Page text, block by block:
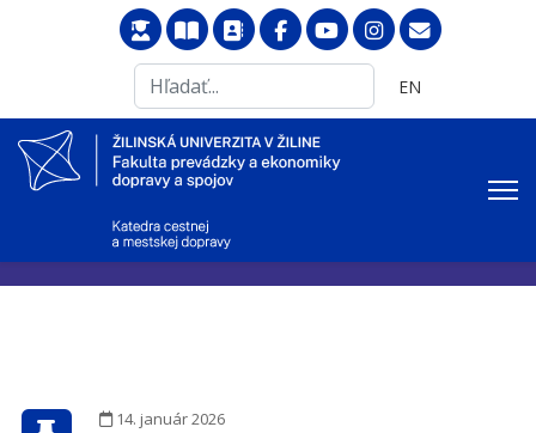
...
Vyberte váš jazyk
EN
14. január 2026